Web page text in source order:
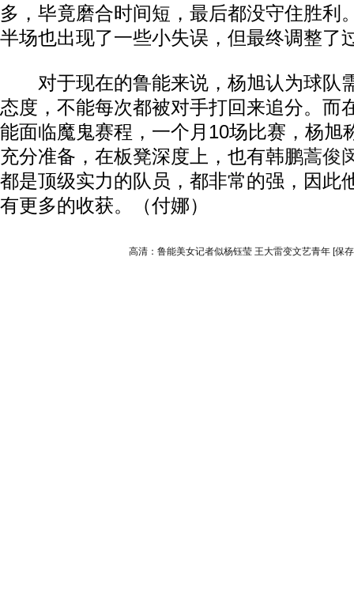
多，毕竟磨合时间短，最后都没守住胜利
半场也出现了一些小失误，但最终调整了
对于现在的鲁能来说，杨旭认为球队
态度，不能每次都被对手打回来追分。而
能面临魔鬼赛程，一个月10场比赛，杨旭
充分准备，在板凳深度上，也有韩鹏蒿俊
都是顶级实力的队员，都非常的强，因此
有更多的收获。（付娜）
高清：鲁能美女记者似杨钰莹 王大雷变文艺青年 [保